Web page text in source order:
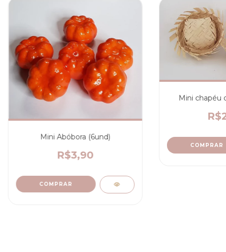
Mini Abóbora (6und)
R$3,90
Mini chapéu